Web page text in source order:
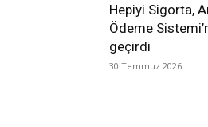
Hepiyi Sigorta,
Ödeme
geçirdi
30 Temmuz 2026